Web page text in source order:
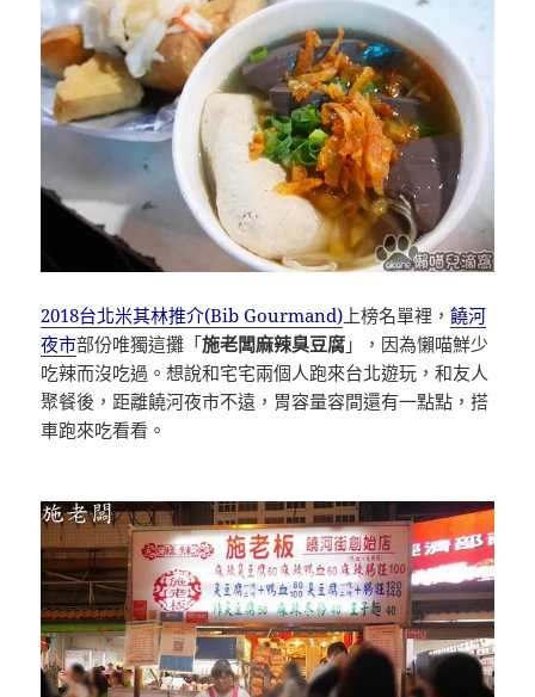
2018台北米其林推介(Bib Gourmand) 上榜名單裡，饒河
夜市部份唯獨這攤「施老闆麻辣臭豆腐 」，因為懶喵鮮少
吃辣而沒吃過。想說和宅宅兩個人跑來台北遊玩，和友人
聚餐後，距離饒河夜市不遠，胃容量容間還有一點點，搭
車跑來吃看看。